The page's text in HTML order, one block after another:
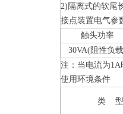
2)隔离式的软尾
接点装置电气参
触头功率
30VA(阻性负
注：当电流为1A
使用环境条件
类 型